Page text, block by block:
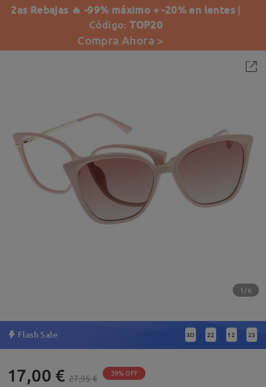
2as Rebajas 🔥 -99% máximo + -20% en lentes |
Código:TOP20
Compra Ahora >
1/6
Flash Sale 3D : 22 : 12 : 22
17,00 € 27,95 € 39% OFF